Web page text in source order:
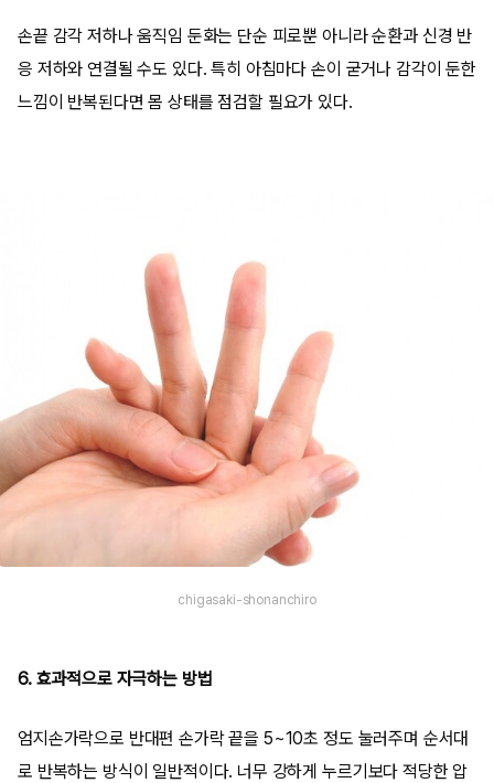
손끝 감각 저하나 움직임 둔화는 단순 피로뿐 아니라 순환과 신경 반
응 저하와 연결될 수도 있다. 특히 아침마다 손이 굳거나 감각이 둔한
느낌이 반복된다면 몸 상태를 점검할 필요가 있다.
chigasaki-shonanchiro
6. 효과적으로 자극하는 방법
엄지손가락으로 반대편 손가락 끝을 5~10초 정도 눌러주며 순서대
로 반복하는 방식이 일반적이다. 너무 강하게 누르기보다 적당한 압